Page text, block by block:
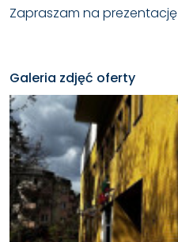
Zapraszam na prezentację
Galeria zdjęć oferty